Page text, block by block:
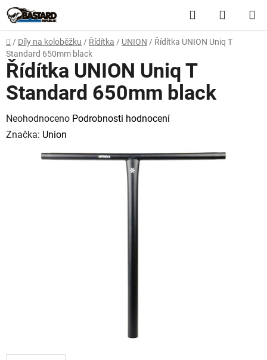
Přejít
na
obsah
Hledat
KOŠÍK
Domů
/ Díly na koloběžku / Řídítka / UNION / Řídítka UNION Uniq T
Standard 650mm black
Řídítka UNION Uniq T
Standard 650mm black
Průměrné
hodnocení
Neohodnoceno Podrobnosti hodnocení
Značka: Union